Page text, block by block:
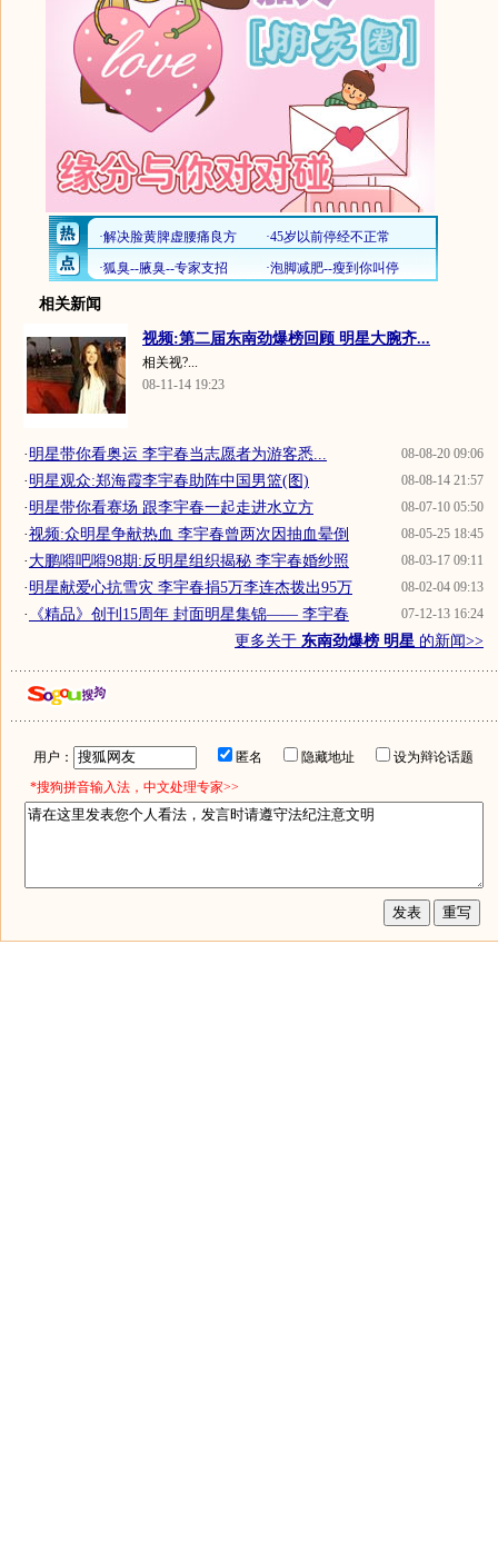
相关新闻
视频:第二届东南劲爆榜回顾 明星大腕齐...
相关视?...
08-11-14 19:23
08-08-20 09:06
·明星带你看奥运 李宇春当志愿者为游客悉...
08-08-14 21:57
·明星观众:郑海霞李宇春助阵中国男篮(图)
08-07-10 05:50
·明星带你看赛场 跟李宇春一起走进水立方
08-05-25 18:45
·视频:众明星争献热血 李宇春曾两次因抽血晕倒
08-03-17 09:11
·大鹏嘚吧嘚98期:反明星组织揭秘 李宇春婚纱照
08-02-04 09:13
·明星献爱心抗雪灾 李宇春捐5万李连杰拨出95万
07-12-13 16:24
·
《精品》创刊15周年 封面明星集锦—— 李宇春
更多关于 东南劲爆榜 明星 的新闻>>
用户： 匿名 隐藏地址
设为辩论话题
*搜狗拼音输入法，中文处理专家>>